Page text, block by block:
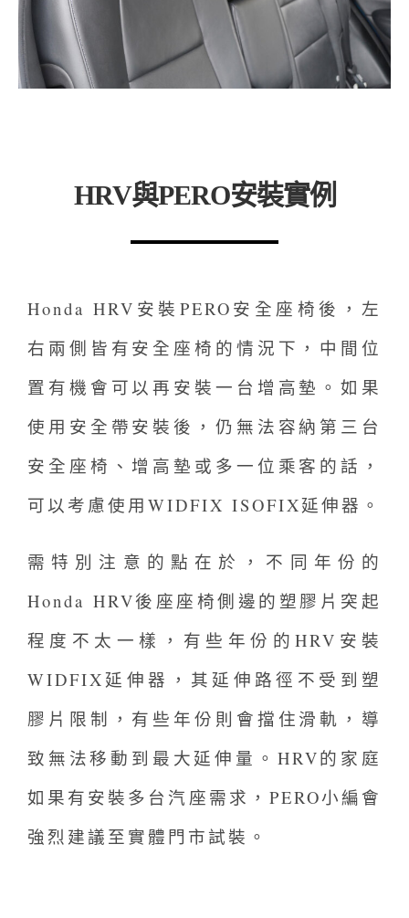
HRV與PERO安裝實例
Honda HRV安裝PERO安全座椅後，左
右兩側皆有安全座椅的情況下，中間位
置有機會可以再安裝一台增高墊。如果
使用安全帶安裝後，仍無法容納第三台
安全座椅、增高墊或多一位乘客的話，
可以考慮使用WIDFIX ISOFIX延伸器。
需特別注意的點在於，不同年份的
Honda HRV後座座椅側邊的塑膠片突起
程度不太一樣，有些年份的HRV安裝
WIDFIX延伸器，其延伸路徑不受到塑
膠片限制，有些年份則會擋住滑軌，導
致無法移動到最大延伸量。HRV的家庭
如果有安裝多台汽座需求，PERO小編會
強烈建議至實體門市試裝。